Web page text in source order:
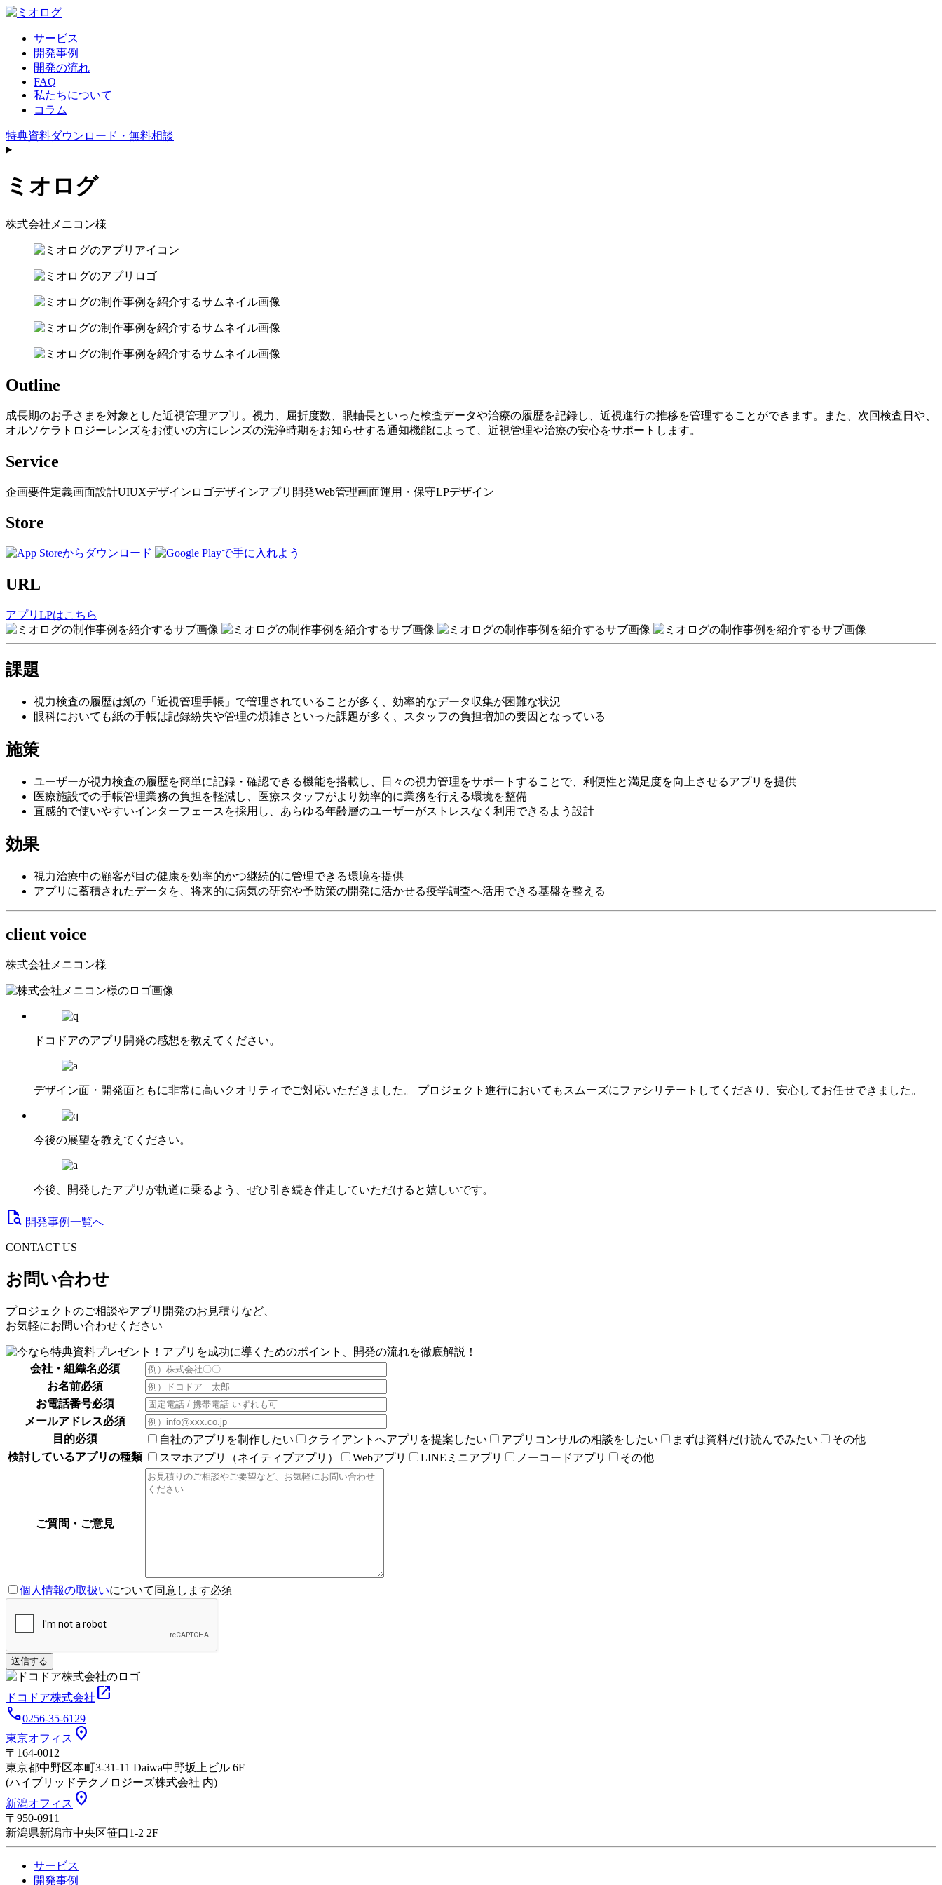
サービス
開発事例
開発の流れ
FAQ
私たちについて
コラム
特典資料ダウンロード・無料相談
ミオログ
株式会社メニコン様
Outline
成長期のお子さまを対象とした近視管理アプリ。視力、屈折度数、眼軸長といった検査データや治療の履歴を記録し、近視進行の推移を管理することができます。また、次回検査日や、
オルソケラトロジーレンズをお使いの方にレンズの洗浄時期をお知らせする通知機能によって、近視管理や治療の安心をサポートします。
Service
企画要件定義画面設計UIUXデザイン ロゴデザインアプリ開発Web管理画面運用・保守LPデザイン
Store
URL
アプリLPはこちら
課題
視力検査の履歴は紙の「近視管理手帳」で管理されていることが多く、効率的なデータ収集が困難な状況
眼科においても紙の手帳は記録紛失や管理の煩雑さといった課題が多く、スタッフの負担増加の要因となっている
施策
ユーザーが視力検査の履歴を簡単に記録・確認できる機能を搭載し、日々の視力管理をサポートすることで、利便性と満足度を向上させるアプリを提供
医療施設での手帳管理業務の負担を軽減し、医療スタッフがより効率的に業務を行える環境を整備
直感的で使いやすいインターフェースを採用し、あらゆる年齢層のユーザーがストレスなく利用できるよう設計
効果
視力治療中の顧客が目の健康を効率的かつ継続的に管理できる環境を提供
アプリに蓄積されたデータを、将来的に病気の研究や予防策の開発に活かせる疫学調査へ活用できる基盤を整える
client voice
株式会社メニコン様
ドコドアのアプリ開発の感想を教えてください。
デザイン面・開発面ともに非常に高いクオリティでご対応いただきました。 プロジェクト進行においてもスムーズにファシリテートしてくださり、安心してお任せできました。
今後の展望を教えてください。
今後、開発したアプリが軌道に乗るよう、ぜひ引き続き伴走していただけると嬉しいです。
document_search 開発事例一覧へ
CONTACT US
お問い合わせ
プロジェクトのご相談やアプリ開発のお見積りなど、
お気軽にお問い合わせください
会社・組織名必須
お名前必須
お電話番号必須
メールアドレス必須
目的必須 自社のアプリを制作したい クライアントへアプリを提案したい アプリコンサルの相談をしたい まずは資料だけ読んでみたい
その他
検討しているアプリの種類
スマホアプリ（ネイティブアプリ） Webアプリ LINEミニアプリ ノーコードアプリ その他
ご質問・ご意見
個人情報の取扱いについて同意します必須
ドコドア株式会社 open_in_new
call0256-35-6129
東京オフィス location_on
〒164-0012
東京都中野区本町3-31-11 Daiwa中野坂上ビル 6F
(ハイブリッドテクノロジーズ株式会社 内)
新潟オフィス location_on
〒950-0911
新潟県新潟市中央区笹口1-2 2F
サービス
開発事例